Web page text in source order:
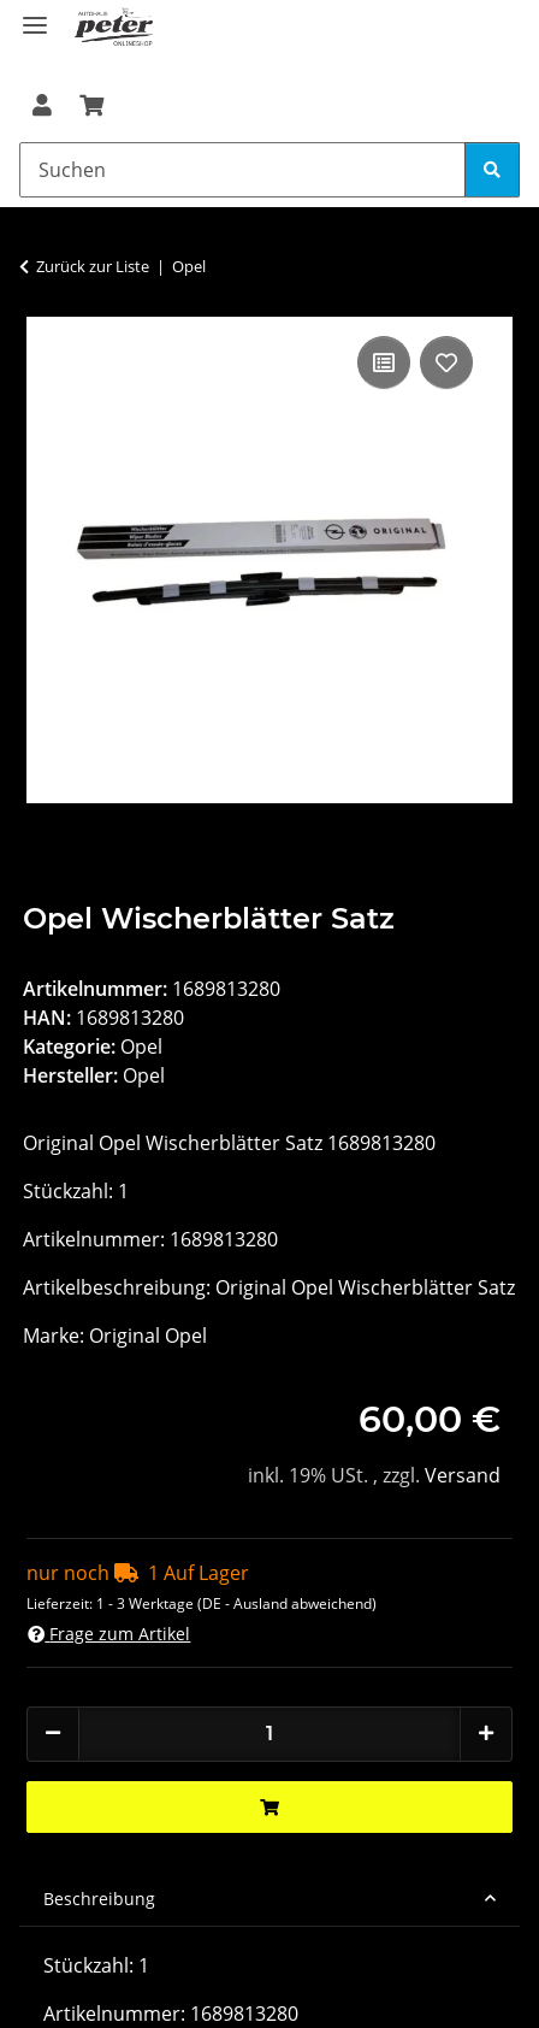
Zurück zur Liste Opel
Opel Wischerblätter Satz
Artikelnummer: 1689813280
HAN: 1689813280
Kategorie: Opel
Hersteller: Opel
Original Opel Wischerblätter Satz 1689813280
Stückzahl: 1
Artikelnummer: 1689813280
Artikelbeschreibung: Original Opel Wischerblätter Satz
Marke: Original Opel
60,00 €
inkl. 19% USt. , zzgl. Versand
nur noch 1 Auf Lager
Lieferzeit: 1 - 3 Werktage(DE - Ausland abweichend)
Frage zum Artikel
Beschreibung
Stückzahl: 1
Artikelnummer: 1689813280